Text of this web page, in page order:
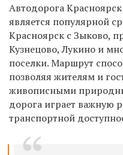
Автодорога
является популярной
Красноярск с Зыково,
Кузнецово, Лукино и
поселки. Маршрут
позволяя жителям и
живописными
дорога играет важную
транспортной